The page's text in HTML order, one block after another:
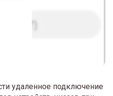
удаленное подключение